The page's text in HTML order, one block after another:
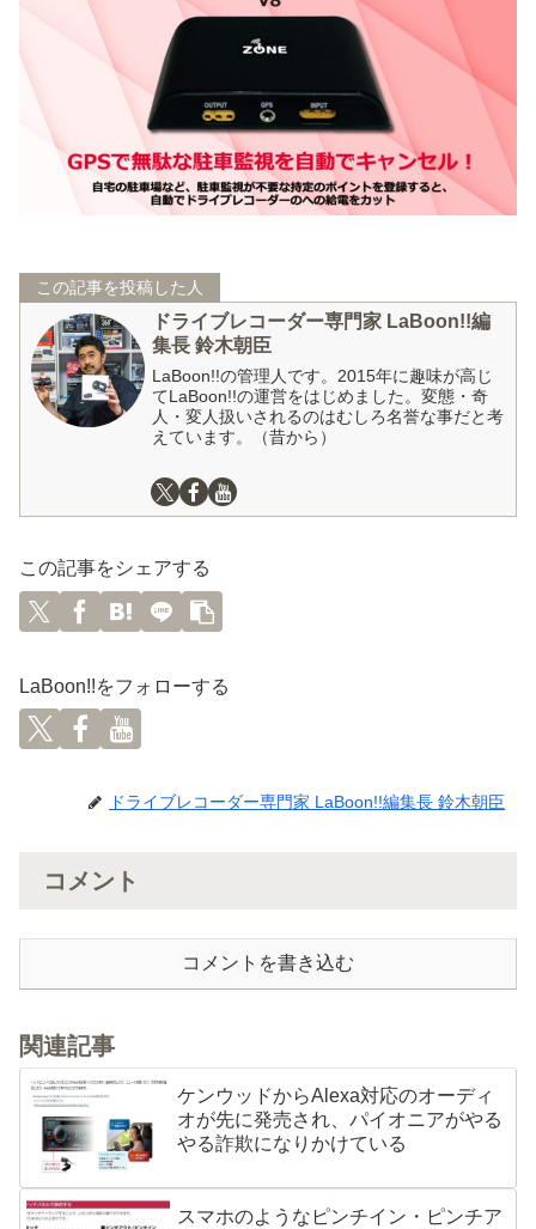
この記事を投稿した人
ドライブレコーダー専門家 LaBoon!!編
集長 鈴木朝臣
LaBoon!!の管理人です。2015年に趣味が高じ
てLaBoon!!の運営をはじめました。変態・奇
人・変人扱いされるのはむしろ名誉な事だと考
えています。（昔から）
この記事をシェアする
LaBoon!!をフォローする
ドライブレコーダー専門家 LaBoon!!編集長 鈴木朝臣
コメント
コメントを書き込む
関連記事
ケンウッドからAlexa対応のオーディ
オが先に発売され、パイオニアがやる
やる詐欺になりかけている
スマホのようなピンチイン・ピンチア